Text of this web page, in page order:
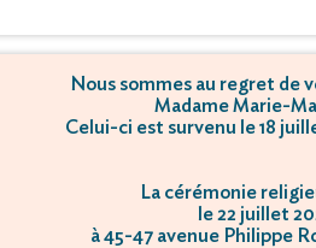
Nous sommes au regret de
Madame Marie-
Celui-ci est survenu le 18
La cérémonie
le 22 juillet
à 45-47 avenue Philippe